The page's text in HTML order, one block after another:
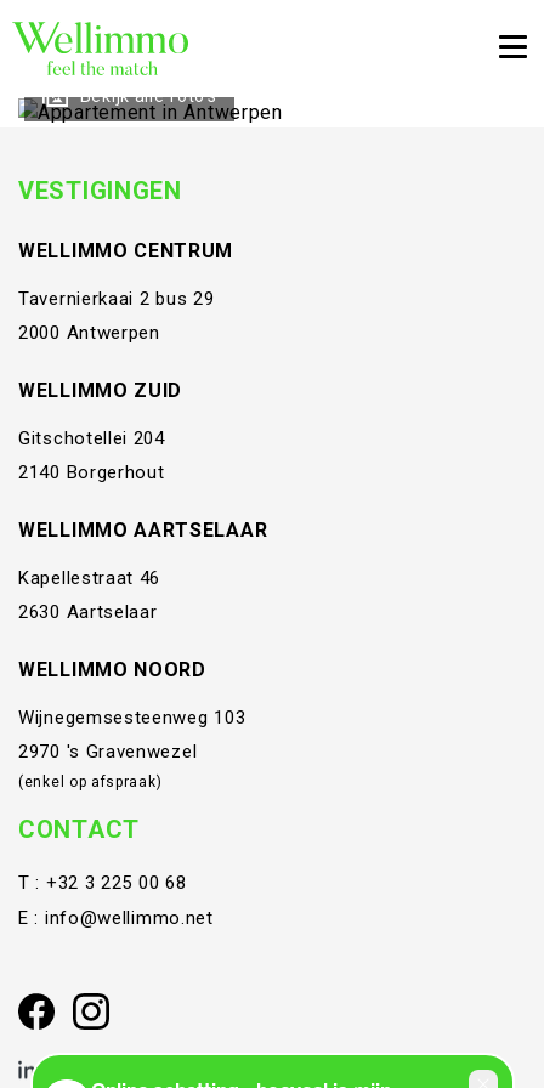
Bekijk alle foto's
VESTIGINGEN
WELLIMMO CENTRUM
Tavernierkaai 2 bus 29
2000 Antwerpen
WELLIMMO ZUID
Gitschotellei 204
2140 Borgerhout
WELLIMMO AARTSELAAR
Kapellestraat 46
2630 Aartselaar
WELLIMMO NOORD
Wijnegemsesteenweg 103
2970 's Gravenwezel
(enkel op afspraak)
CONTACT
T : +32 3 225 00 68
E : info@wellimmo.net